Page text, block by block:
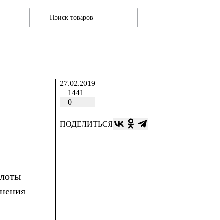
27.02.2019
1441
0
ПОДЕЛИТЬСЯ